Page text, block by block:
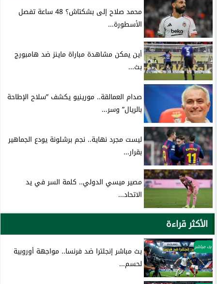
محمد صلاح إلى بشكتاش؟ 48 ساعة تفصل
الأسطورة...
أين يمكن مشاهدة مباراة ماينز ضد هامبورج
بث...
صدام العمالقة.. مورينيو يكشف ”سلاح الإطاحة
بالريال” وسر...
ليست مجرد نهاية.. نجم برشلونة يودع الجماهير
بقرار...
مصير ميسي الدولي.. كلمة السر في يد
الاتحاد...
الأكثر قراءة
بث مباشر
بث مباشر إنجلترا ضد فرنسا.. مواجهة أوروبية
لحسم...